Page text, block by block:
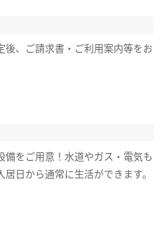
後、ご請求書・ご利用案内等をお
備をご用意！水道やガス・電気も
居日から通常に生活ができます。